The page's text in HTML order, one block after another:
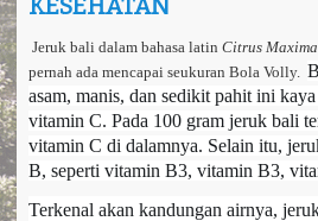
i
g
a
i
o
n
KESEHATAN
Jeruk bali dalam bahasa latin Citrus Maxima
pernah ada mencapai seukuran Bola Volly.
asam, manis, dan sedikit pahit ini
vitamin C. Pada 100 gram jeruk bali
vitamin C di dalamnya. Selain itu,
B, seperti vitamin B3, vitamin B3,
Terkenal akan kandungan airnya,